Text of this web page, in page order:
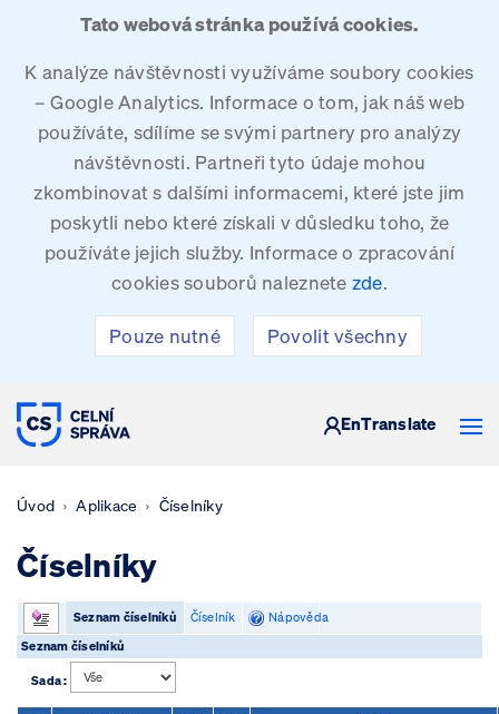
Tato webová stránka používá cookies.
K analýze návštěvnosti využíváme soubory cookies
– Google Analytics. Informace o tom, jak náš web
používáte, sdílíme se svými partnery pro analýzy
návštěvnosti. Partneři tyto údaje mohou
zkombinovat s dalšími informacemi, které jste jim
poskytli nebo které získali v důsledku toho, že
používáte jejich služby. Informace o zpracování
cookies souborů naleznete zde.
Pouze nutné Povolit všechny
CELNÍ SPRÁVA ČESKÉ REPUBLIKY
EnTranslate
Úvod Aplikace Číselníky
Číselníky
Seznam číselníků Číselník
Nápověda
Seznam číselníků
Sada :